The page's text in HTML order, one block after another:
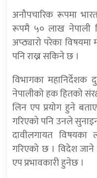
अनौपचारिक रूपमा
रूपमै ५० लाख नेपाली
अप्ठ्यारो परेका
पनि राख्न सकिने छ ।
विभागका महानिर्देशक
नेपालीको हक हितको
लिन एप प्रयोग हुने
गरिएको पनि उनले
दावीलगायत विषयका
गरिएको छ । विदेश
एप प्रभावकारी हुनेछ ।